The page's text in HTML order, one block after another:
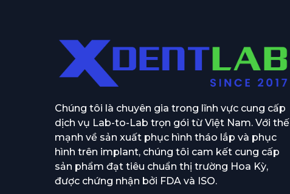
Chúng tôi là chuyên gia trong lĩnh vực cung cấp
dịch vụ Lab-to-Lab trọn gói từ Việt Nam. Với thế
mạnh về sản xuất phục hình tháo lắp và phục
hình trên implant, chúng tôi cam kết cung cấp
sản phẩm đạt tiêu chuẩn thị trường Hoa Kỳ,
được chứng nhận bởi FDA và ISO.